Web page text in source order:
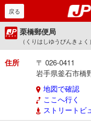
戻る
栗橋郵便局
（くりはしゆうびんきょく）
住所
〒 026-0411
岩手県釜石市橋
地図で確認
ここへ行く
ストリートビ